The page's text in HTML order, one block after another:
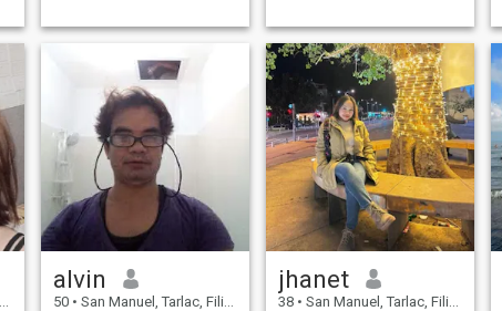
alvin
50 • San Manuel, Tarlac, Filippinene
jhanet
38 • San Manuel, Tarlac, Filippinene